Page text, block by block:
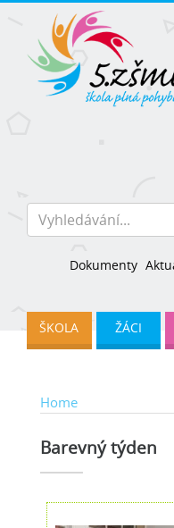
Dokumenty
ŠKOLA ŽÁCI
Home
Barevný týden